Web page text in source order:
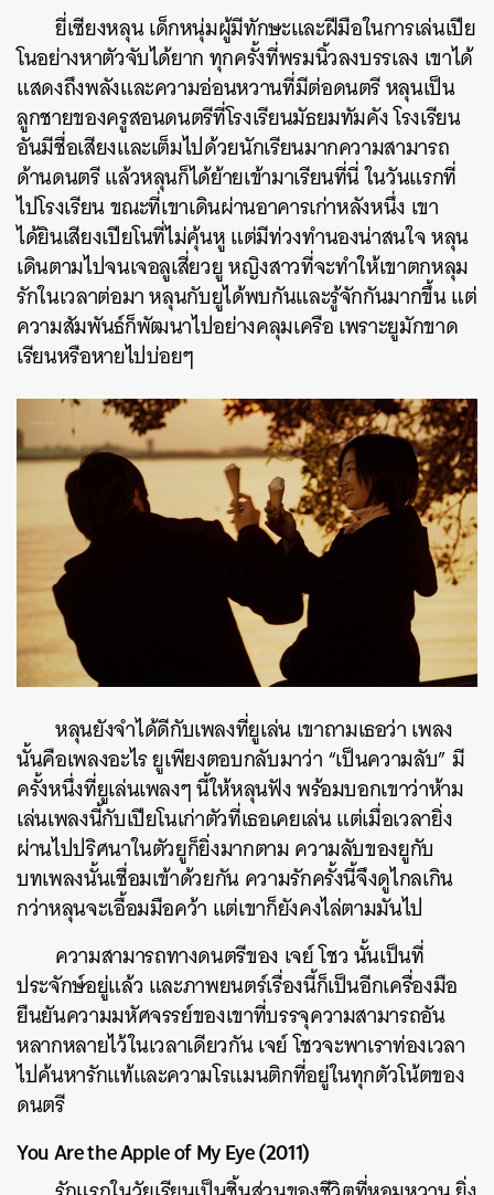
ยี่เซียงหลุน เด็กหนุ่มผู้มีทักษะและฝีมือในการเล่นเปีย
โนอย่างหาตัวจับได้ยาก ทุกครั้งที่พรมนิ้วลงบรรเลง เขาได้
แสดงถึงพลังและความอ่อนหวานที่มีต่อดนตรี หลุนเป็น
ลูกชายของครูสอนดนตรีที่โรงเรียนมัธยมทัมคัง โรงเรียน
อันมีชื่อเสียงและเต็มไปด้วยนักเรียนมากความสามารถ
ด้านดนตรี แล้วหลุนก็ได้ย้ายเข้ามาเรียนที่นี่ ในวันแรกที่
ไปโรงเรียน ขณะที่เขาเดินผ่านอาคารเก่าหลังหนึ่ง เขา
ได้ยินเสียงเปียโนที่ไม่คุ้นหู แต่มีท่วงทำนองน่าสนใจ หลุน
เดินตามไปจนเจอลูเสี่ยวยู หญิงสาวที่จะทำให้เขาตกหลุม
รักในเวลาต่อมา หลุนกับยูได้พบกันและรู้จักกันมากขึ้น แต่
ความสัมพันธ์ก็พัฒนาไปอย่างคลุมเครือ เพราะยูมักขาด
เรียนหรือหายไปบ่อยๆ
หลุนยังจำได้ดีกับเพลงที่ยูเล่น เขาถามเธอว่า เพลง
นั้นคือเพลงอะไร ยูเพียงตอบกลับมาว่า “เป็นความลับ” มี
ครั้งหนึ่งที่ยูเล่นเพลงๆ นี้ให้หลุนฟัง พร้อมบอกเขาว่าห้าม
เล่นเพลงนี้กับเปียโนเก่าตัวที่เธอเคยเล่น แต่เมื่อเวลายิ่ง
ผ่านไปปริศนาในตัวยูก็ยิ่งมากตาม ความลับของยูกับ
บทเพลงนั้นเชื่อมเข้าด้วยกัน ความรักครั้งนี้จึงดูไกลเกิน
กว่าหลุนจะเอื้อมมือคว้า แต่เขาก็ยังคงไล่ตามมันไป
ความสามารถทางดนตรีของ เจย์ โชว นั้นเป็นที่
ประจักษ์อยู่แล้ว และภาพยนตร์เรื่องนี้ก็เป็นอีกเครื่องมือ
ยืนยันความมหัศจรรย์ของเขาที่บรรจุความสามารถอัน
หลากหลายไว้ในเวลาเดียวกัน เจย์ โชวจะพาเราท่องเวลา
ไปค้นหารักแท้และความโรแมนติกที่อยู่ในทุกตัวโน้ตของ
ดนตรี
You Are the Apple of My Eye (2011)